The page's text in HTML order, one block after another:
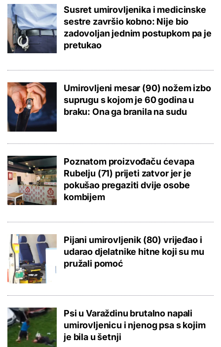
Susret umirovljenika i medicinske
sestre završio kobno: Nije bio
zadovoljan jednim postupkom pa je
pretukao
Umirovljeni mesar (90) nožem izbo
suprugu s kojom je 60 godina u
braku: Ona ga branila na sudu
Poznatom proizvođaču ćevapa
Rubelju (71) prijeti zatvor jer je
pokušao pregaziti dvije osobe
kombijem
Pijani umirovljenik (80) vrijeđao i
udarao djelatnike hitne koji su mu
pružali pomoć
Psi u Varaždinu brutalno napali
umirovljenicu i njenog psa s kojim
je bila u šetnji